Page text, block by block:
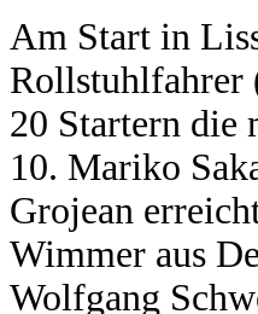
Am Start in
Rollstuhlfahrer
20 Startern die
10. Mariko
Grojean
Wimmer aus
Wolfgang